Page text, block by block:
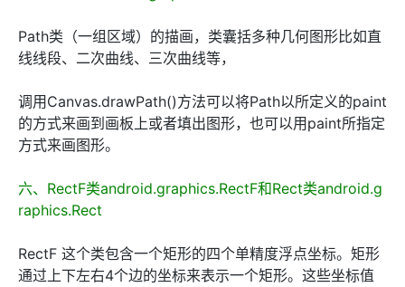
Path类（一组区域）的描画，类囊括多种几何图形比如直
线线段、二次曲线、三次曲线等，
调用Canvas.drawPath()方法可以将Path以所定义的paint
的方式来画到画板上或者填出图形，也可以用paint所指定
方式来画图形。
六、RectF类android.graphics.RectF和Rect类android.g
raphics.Rect
RectF 这个类包含一个矩形的四个单精度浮点坐标。矩形
通过上下左右4个边的坐标来表示一个矩形。这些坐标值